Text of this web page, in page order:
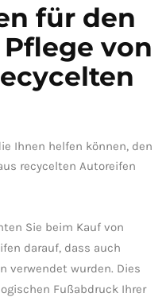
für den⁣
von
Ihnen helfen können, den
recycelten Autoreifen
Sie beim ⁢Kauf⁣ von
darauf, dass auch
verwendet wurden. ⁢Dies
Fußabdruck Ihrer